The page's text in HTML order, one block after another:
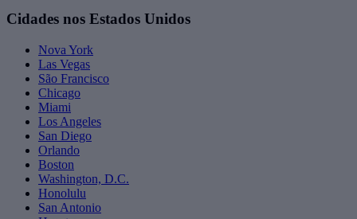
Cidades nos Estados Unidos
Nova York
Las Vegas
São Francisco
Chicago
Miami
Los Angeles
San Diego
Orlando
Boston
Washington, D.C.
Honolulu
San Antonio